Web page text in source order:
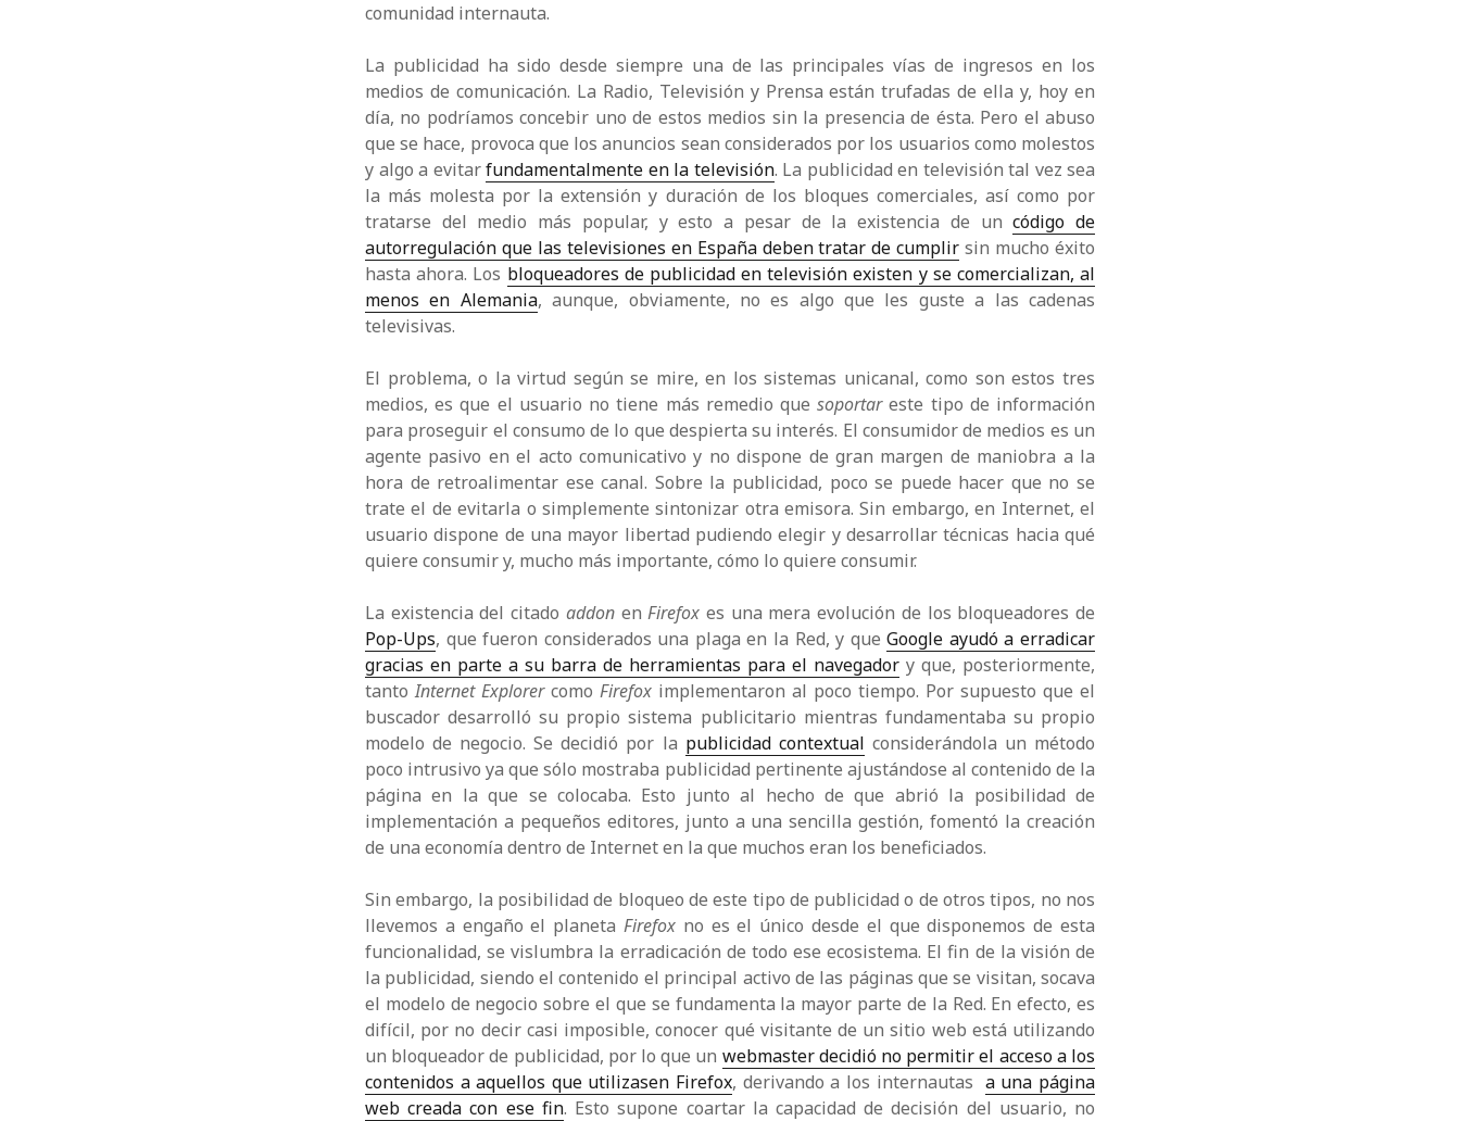
comunidad internauta.
La publicidad ha sido desde siempre una de las principales vías de ingresos en los
medios de comunicación. La Radio, Televisión y Prensa están trufadas de ella y, hoy en
día, no podríamos concebir uno de estos medios sin la presencia de ésta. Pero el abuso
que se hace, provoca que los anuncios sean considerados por los usuarios como molestos
y algo a evitarfundamentalmente en la televisión. La publicidad en televisión tal vez sea
la más molesta por la extensión y duración de los bloques comerciales, así como por
tratarse del medio más popular, y esto a pesar de la existencia de uncódigo de
autorregulación que las televisiones en España deben tratar de cumplir sin mucho éxito
hasta ahora. Los bloqueadores de publicidad en televisión existen y se comercializan, al
menos en Alemania, aunque, obviamente, no es algo que les guste a las cadenas
televisivas.
El problema, o la virtud según se mire, en los sistemas unicanal, como son estos tres
medios, es que el usuario no tiene más remedio quesoportareste tipo de información
para proseguir el consumo de lo que despierta su interés. El consumidor de medios es un
agente pasivo en el acto comunicativo y no dispone de gran margen de maniobra a la
hora de retroalimentar ese canal. Sobre la publicidad, poco se puede hacer que no se
trate el de evitarla o simplemente sintonizar otra emisora. Sin embargo, en Internet, el
usuario dispone de una mayor libertad pudiendo elegir y desarrollar técnicas hacia qué
quiere consumir y, mucho más importante, cómo lo quiere consumir.
La existencia del citado addonenFirefoxes una mera evolución de los bloqueadores de
Pop-Ups, que fueron considerados una plaga en la Red, y queGoogle ayudó a erradicar
gracias en parte a su barra de herramientas para el navegador y que, posteriormente,
tantoInternet ExplorercomoFirefox implementaron al poco tiempo. Por supuesto que el
buscador desarrolló su propio sistema publicitario mientras fundamentaba su propio
modelo de negocio. Se decidió por la publicidad contextual considerándola un método
poco intrusivo ya que sólo mostraba publicidad pertinente ajustándose al contenido de la
página en la que se colocaba. Esto junto al hecho de que abrió la posibilidad de
implementación a pequeños editores, junto a una sencilla gestión, fomentó la creación
de una economía dentro de Internet en la que muchos eran los beneficiados.
Sin embargo, la posibilidad de bloqueo de este tipo de publicidad o de otros tipos, no nos
llevemos a engaño el planetaFirefox no es el único desde el que disponemos de esta
funcionalidad, se vislumbra la erradicación de todo ese ecosistema. El fin de la visión de
la publicidad, siendo el contenido el principal activo de las páginas que se visitan, socava
el modelo de negocio sobre el que se fundamenta la mayor parte de la Red. En efecto, es
difícil, por no decir casi imposible, conocer qué visitante de un sitio web está utilizando
un bloqueador de publicidad, por lo que un webmaster decidió no permitir el acceso a los
contenidos a aquellos que utilizasen Firefox, derivando a los internautas a una página
web creada con ese fin. Esto supone coartar la capacidad de decisión del usuario, no